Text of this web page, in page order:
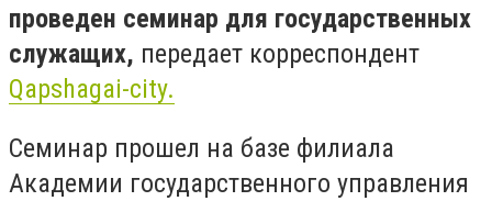
проведен семинар для государственных
служащих, передает корреспондент
Qapshagai-city.
Семинар прошел на базе филиала
Академии государственного управления